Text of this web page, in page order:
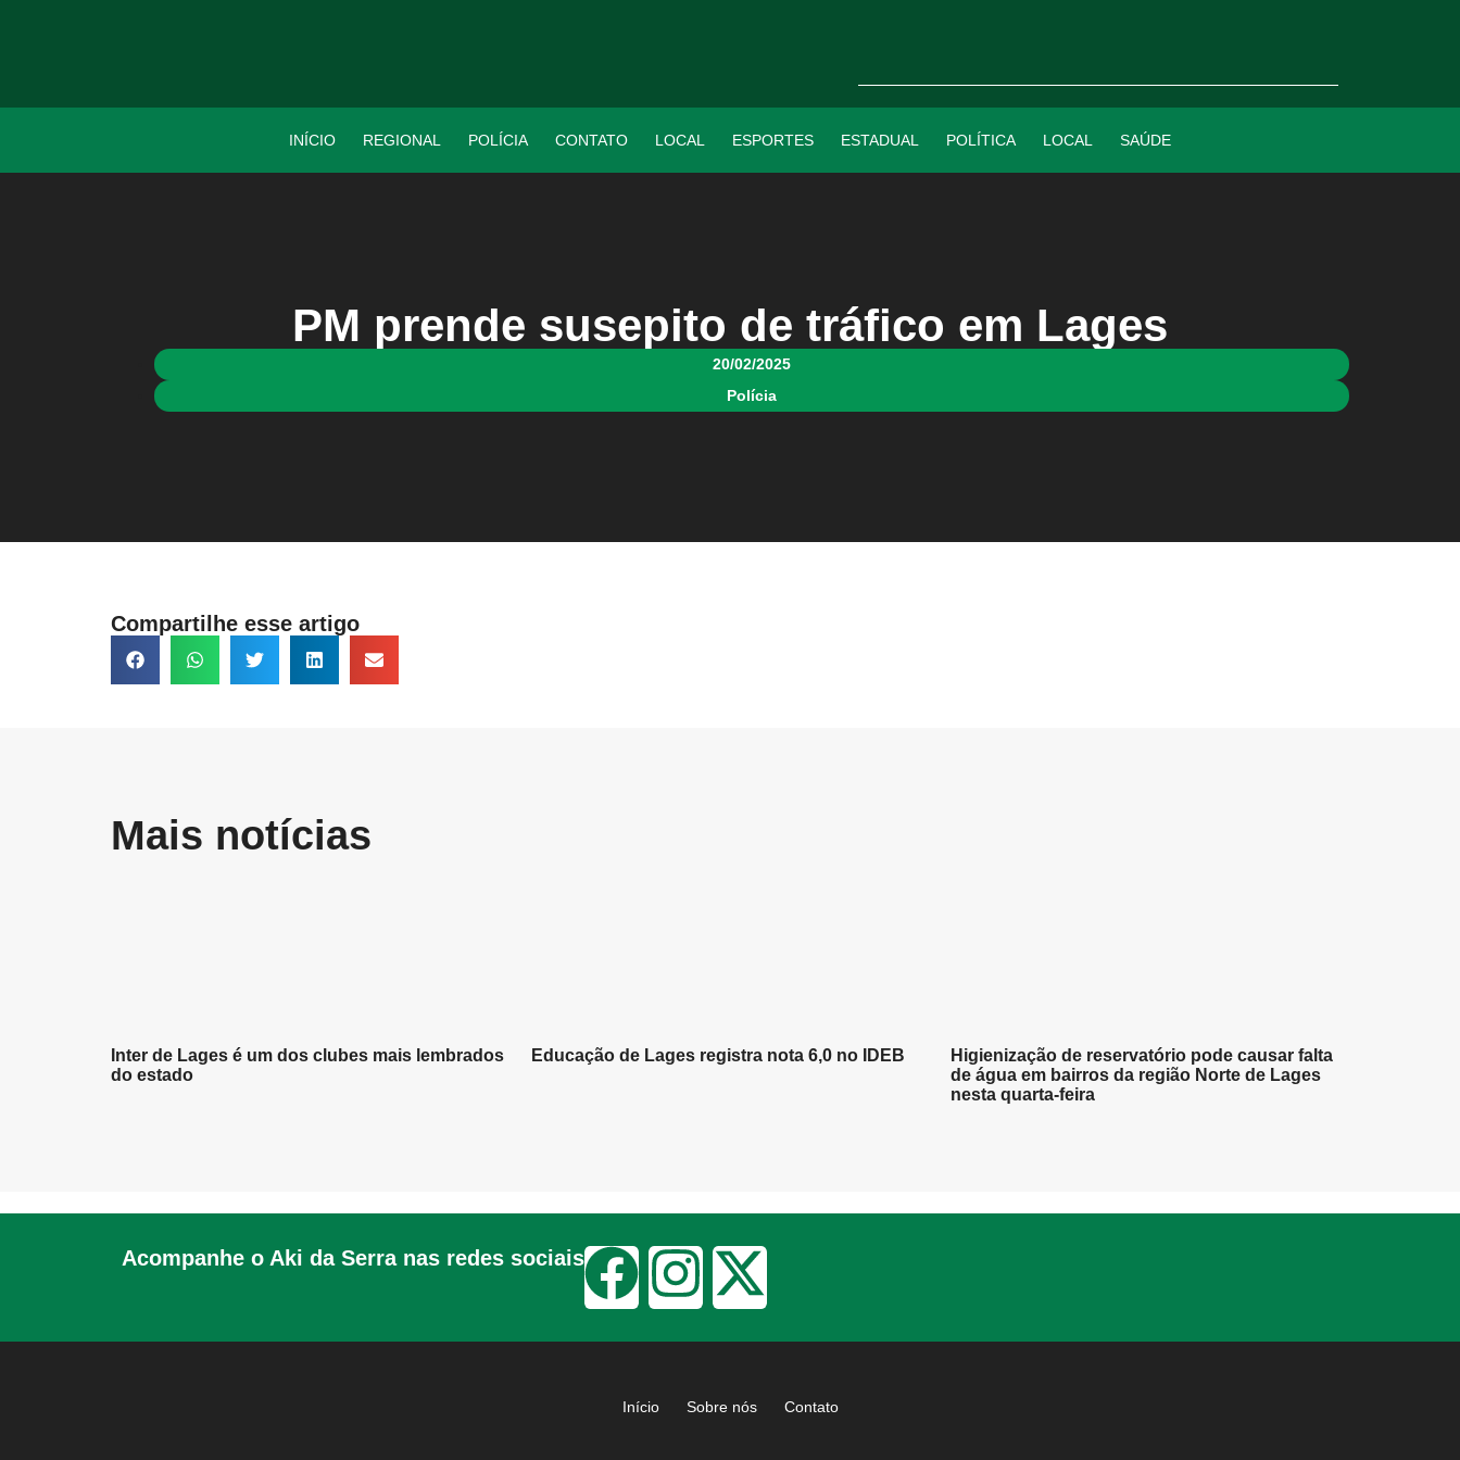
INÍCIO REGIONAL POLÍCIA CONTATO LOCAL ESPORTES ESTADUAL POLÍTICA LOCAL SAÚDE
PM prende susepito de tráfico em Lages
20/02/2025
Polícia
Compartilhe esse artigo
Mais notícias
Inter de Lages é um dos clubes mais lembrados
do estado
Educação de Lages registra nota 6,0 no IDEB
Higienização de reservatório pode causar falta
de água em bairros da região Norte de Lages
nesta quarta-feira
Acompanhe o Aki da Serra nas redes sociais
Início Sobre nós Contato